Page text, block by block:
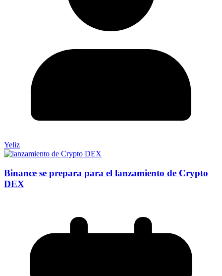
Yeliz
Binance se prepara para el lanzamiento de Crypto
DEX